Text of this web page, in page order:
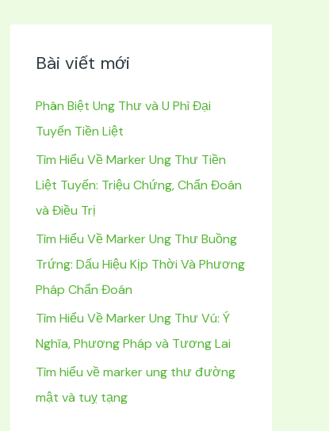
m
Bài viết mới
Phân Biệt Ung Thư và U Phì Đại
Tuyến Tiền Liệt
Tìm Hiểu Về Marker Ung Thư Tiền
Liệt Tuyến: Triệu Chứng, Chẩn Đoán
và Điều Trị
Tìm Hiểu Về Marker Ung Thư Buồng
Trứng: Dấu Hiệu Kịp Thời Và Phương
Pháp Chẩn Đoán
Tìm Hiểu Về Marker Ung Thư Vú: Ý
Nghĩa, Phương Pháp và Tương Lai
Tìm hiểu về marker ung thư đường
mật và tuỵ tạng